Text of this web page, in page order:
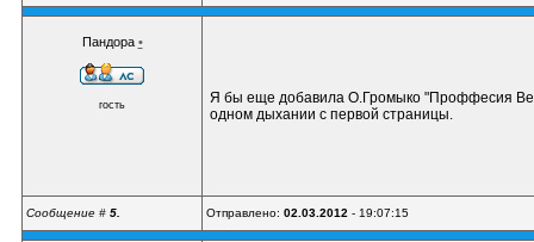
Пандора •
гость
Я бы еще добавила О.Громыко "Проффесия
одном дыхании с первой страницы.
Сообщение # 5. Отправлено: 02.03.2012 - 19:07:15